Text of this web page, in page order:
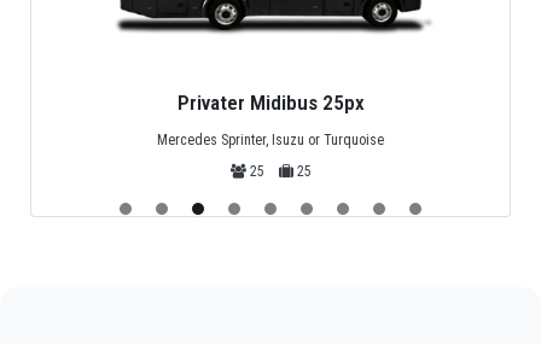
Privater Minivan 4px
Standard-Mercedes-Minivan
4
4